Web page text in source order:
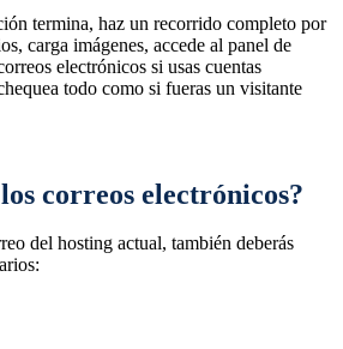
termina, haz un recorrido completo por
carga imágenes, accede al panel de
electrónicos si usas cuentas
todo como si fueras un visitante
correos electrónicos?
del hosting actual, también deberás